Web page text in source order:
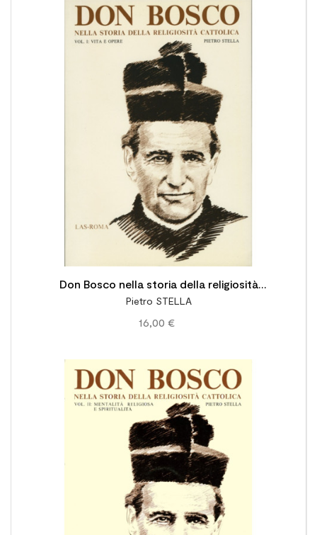
Don Bosco nella storia della religiosità
cattolica: vol. I: Vita e opere
Pietro STELLA
16,00 €